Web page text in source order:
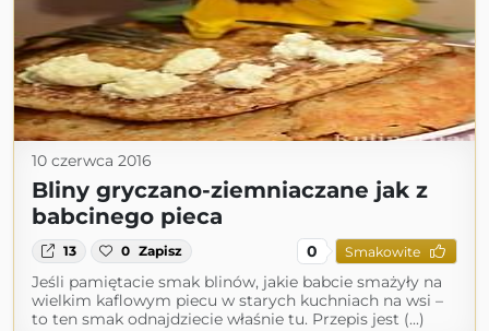
10 czerwca 2016
Bliny gryczano-ziemniaczane jak z
babcinego pieca
13 0 Zapisz 0 Smakowite
Jeśli pamiętacie smak blinów, jakie babcie smażyły na
wielkim kaflowym piecu w starych kuchniach na wsi –
to ten smak odnajdziecie właśnie tu. Przepis jest (...)